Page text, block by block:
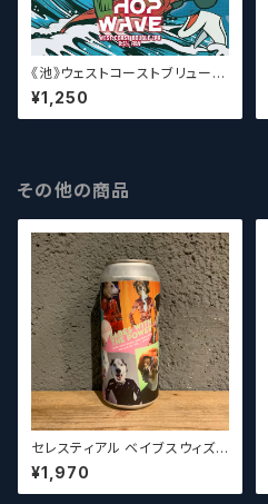
《池》ウェストコーストブリューイ
ング / West Coast ( WCB ) H
op Wave【クラフトビール】
¥1,250
その他の商品
セレスティアル ベイブスウィズ
ザパワー / Celestial Beerwo
rks Babes With the Power
¥1,970